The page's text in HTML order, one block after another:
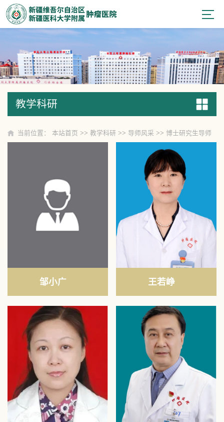
教学科研
教学科研
当前位置： 本站首页 >> 教学科研 >> 导师风采 >> 博士研究生导师
邹小广 王若峥